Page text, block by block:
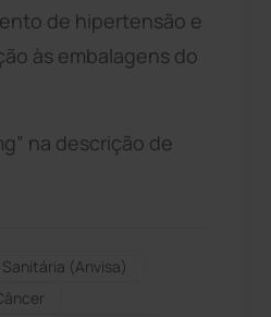
de hipertensão e
às embalagens do
na descrição de
(anvisa)